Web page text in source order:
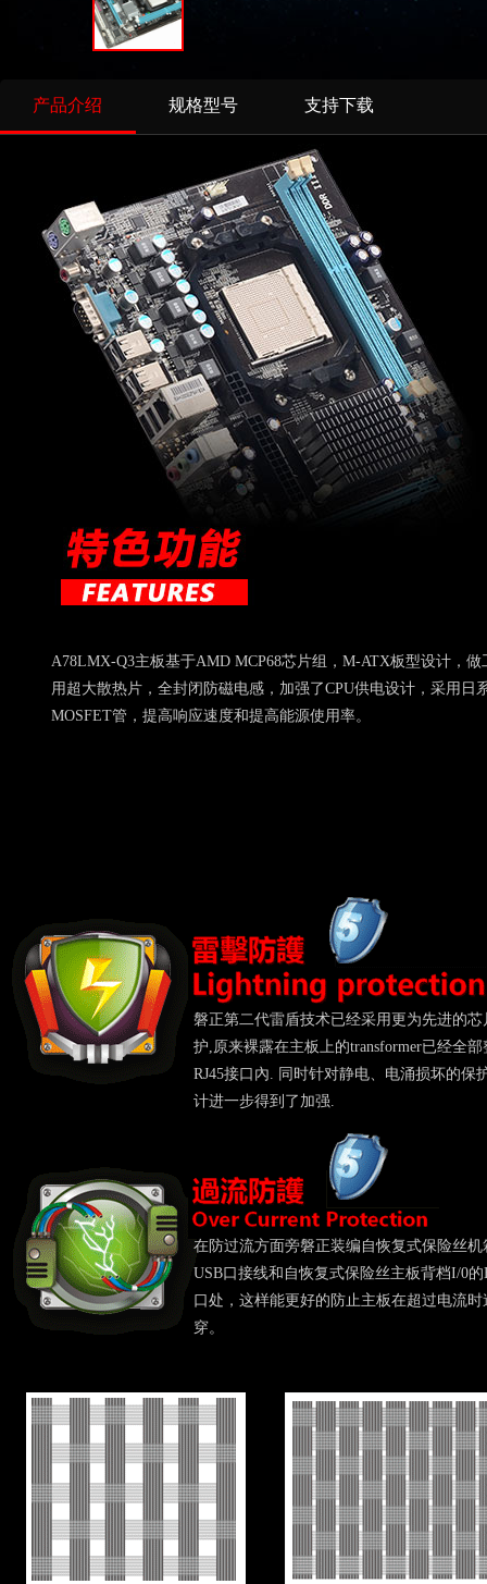
产品介绍 规格型号 支持下载
A78LMX-Q3主板基于AMD MCP68芯片组，M-ATX板型设计，做
用超大散热片，全封闭防磁电感，加强了CPU供电设计，采用日
MOSFET管，提高响应速度和提高能源使用率。
磐正第二代雷盾技术已经采用更为先进的芯
护,原来裸露在主板上的transformer已经全部
RJ45接口內. 同时针对静电、电涌损坏的保
计进一步得到了加强.
在防过流方面旁磐正装编自恢复式保险丝机
USB口接线和自恢复式保险丝主板背档I/0
口处，这样能更好的防止主板在超过电流时
穿。